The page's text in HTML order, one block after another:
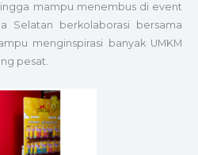
mampu menembus di event
Selatan berkolaborasi bersama
menginspirasi banyak UMKM
pesat.